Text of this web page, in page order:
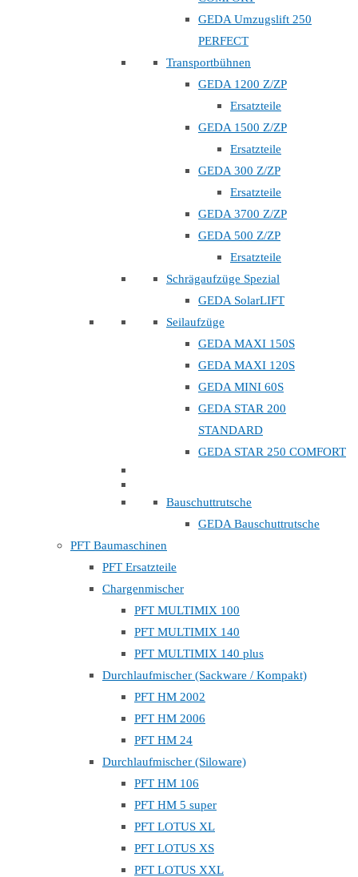
GEDA Umzugslift 250
PERFECT
Transportbühnen
GEDA 1200 Z/ZP
Ersatzteile
GEDA 1500 Z/ZP
Ersatzteile
GEDA 300 Z/ZP
Ersatzteile
GEDA 3700 Z/ZP
GEDA 500 Z/ZP
Ersatzteile
Schrägaufzüge Spezial
GEDA SolarLIFT
Seilaufzüge
GEDA MAXI 150S
GEDA MAXI 120S
GEDA MINI 60S
GEDA STAR 200
STANDARD
GEDA STAR 250 COMFORT
Bauschuttrutsche
GEDA Bauschuttrutsche
PFT Baumaschinen
PFT Ersatzteile
Chargenmischer
PFT MULTIMIX 100
PFT MULTIMIX 140
PFT MULTIMIX 140 plus
Durchlaufmischer (Sackware / Kompakt)
PFT HM 2002
PFT HM 2006
PFT HM 24
Durchlaufmischer (Siloware)
PFT HM 106
PFT HM 5 super
PFT LOTUS XL
PFT LOTUS XS
PFT LOTUS XXL